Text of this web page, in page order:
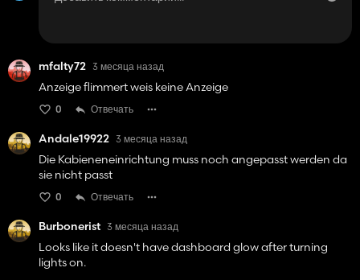
mfalty72 3 месяца назад
Anzeige flimmert weis keine Anzeige
0 Отвечать
Andale19922 3 месяца назад
Die Kabieneneinrichtung muss noch angepasst werden da
sie nicht passt
0 Отвечать
Burbonerist 3 месяца назад
Looks like it doesn't have dashboard glow after turning
lights on.